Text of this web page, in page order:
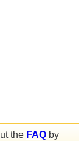
the FAQ by